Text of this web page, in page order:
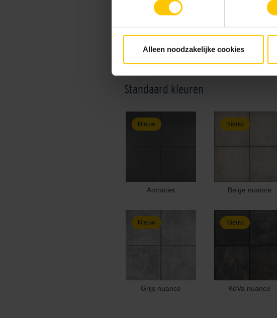
Alleen noodzakelijke cookies
30 x 60 x 4 60 x 60 x 4
Kleur
Standaard kleuren
Nieuw
Antraciet
Nieuw
Beige nuance
Nieuw
Grijs nuance
Nieuw
KoVa nuance